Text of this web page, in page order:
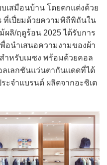
เสมือนบ้าน โดยตกแต่งด้วย
ที่เปี่ยมด้วยความพิถีพิถันใน
ลิ/ฤดูร้อน 2025 ได้รับการ
อนำเสนอความงามของผ้า
ำหรับเมซง พร้อมด้วยคอล
เลกชันแว่นตากันแดดที่ได้
จำแบรนด์ ผลิตจากอะซิเต